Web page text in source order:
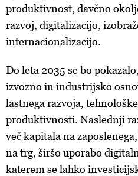
produktivnost, davčno
razvoj, digitalizacijo,
internacionalizacijo.
Do leta 2035 se bo
izvozno in industrijsko
lastnega razvoja,
produktivnosti. Naslednji
več kapitala na
na trg, širšo uporabo
katerem se lahko